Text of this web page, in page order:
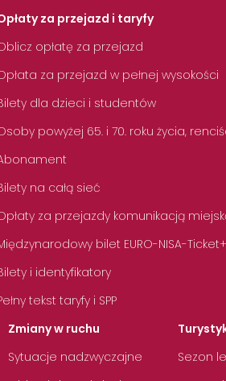
za przejazd i taryfy
opłatę za przejazd
za przejazd w pełnej wysokości
dla dzieci i studentów
powyżej 65. i 70. roku życia,
na całą sieć
za przejazdy komunikacją
bilet EURO-NISA-Ticket+
i identyfikatory
tekst taryfy i SPP
Zmiany w ruchu
Sytuacje nadzwyczajne
Sezon